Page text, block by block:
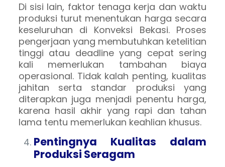
Di sisi lain, faktor tenaga kerja dan waktu
produksi turut menentukan harga secara
keseluruhan di Konveksi Bekasi. Proses
pengerjaan yang membutuhkan ketelitian
tinggi atau deadline yang cepat sering
kali memerlukan tambahan biaya
operasional. Tidak kalah penting, kualitas
jahitan serta standar produksi yang
diterapkan juga menjadi penentu harga,
karena hasil akhir yang rapi dan tahan
lama tentu memerlukan keahlian khusus.
Pentingnya Kualitas dalam
Produksi Seragam